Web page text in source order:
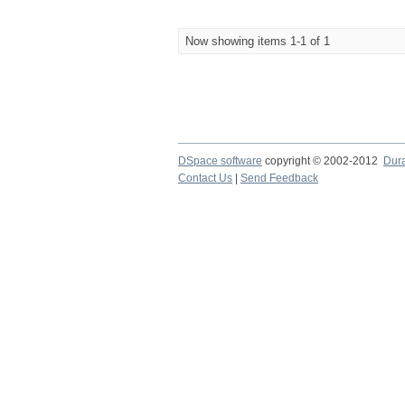
Now showing items 1-1 of 1
DSpace software copyright © 2002-2012
Contact Us
Send Feedback